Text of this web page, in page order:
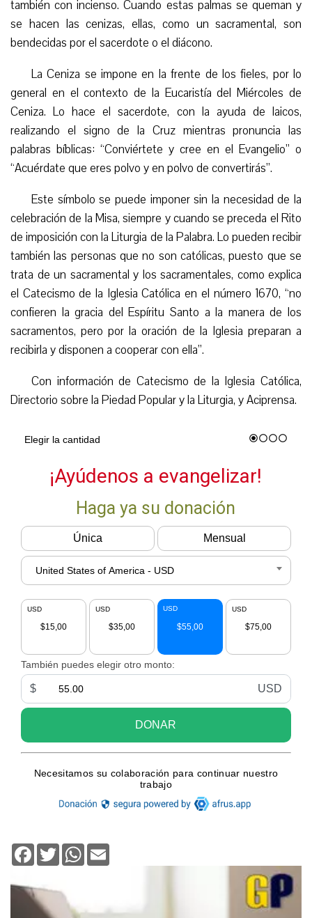
también con incienso.Cuando estas palmas se queman y
se hacen las cenizas, ellas, como un sacramental, son
bendecidas por el sacerdote o el diácono.
La Ceniza se impone en la frente de los fieles, por lo
general en el contexto de la Eucaristía del Miércoles de
Ceniza. Lo hace el sacerdote, con la ayuda de laicos,
realizando el signo de la Cruz mientras pronuncia las
palabras bíblicas: “Conviértete y cree en el Evangelio” o
“Acuérdate que eres polvo y en polvo de convertirás”.
Este símbolo se puede imponer sin la necesidad de la
celebración de la Misa, siempre y cuando se preceda el Rito
de imposición con la Liturgia de la Palabra. Lo pueden recibir
también las personas que no son católicas, puesto que se
trata de un sacramental y los sacramentales, como explica
el Catecismo de la Iglesia Católica en el número 1670, “no
confieren la gracia del Espíritu Santo a la manera de los
sacramentos, pero por la oración de la Iglesia preparan a
recibirla y disponen a cooperar con ella”.
Con información de Catecismo de la Iglesia Católica,
Directorio sobre la Piedad Popular y la Liturgia, y Aciprensa.
Facebook
TwitterWhatsApp